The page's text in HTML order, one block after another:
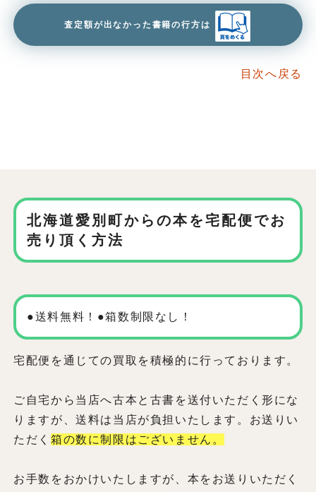
査定額が出なかった書籍の行方は
目次へ戻る
北海道愛別町からの本を宅配便でお
売り頂く方法
●送料無料！●箱数制限なし！
宅配便を通じての買取を積極的に行っております。
ご自宅から当店へ古本と古書を送付いただく形にな
りますが、送料は当店が負担いたします。お送りい
ただく 箱の数に制限はございません。
お手数をおかけいたしますが、本をお送りいただく